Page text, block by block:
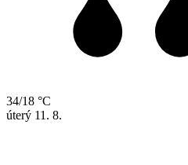
34/18 °C
úterý 11. 8.